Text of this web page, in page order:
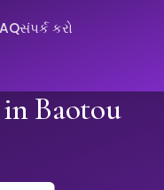
સંપર્ક કરો
Baotou